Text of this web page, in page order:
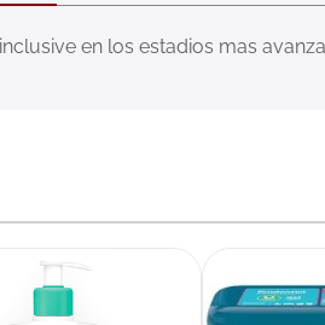
en los estadios mas